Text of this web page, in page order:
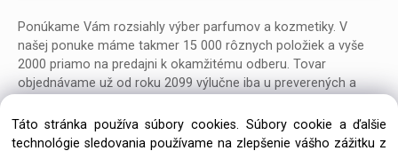
Ponúkame Vám rozsiahly výber parfumov a kozmetiky. V
našej ponuke máme takmer 15 000 rôznych položiek a vyše
2000 priamo na predajni k okamžitému odberu. Tovar
objednávame už od roku 2099 výlučne iba u preverených a
Táto stránka používa súbory cookies. Súbory cookie a ďalšie
technológie sledovania používame na zlepšenie vášho zážitku z